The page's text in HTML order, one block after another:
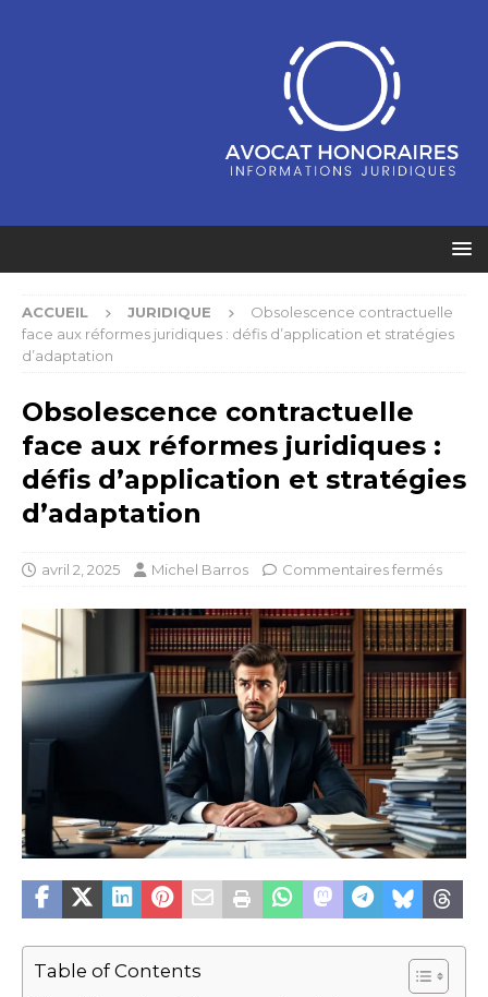
ACCUEIL JURIDIQUE
Obsolescence contractuelle
face aux réformes juridiques : défis d’application et stratégies
d’adaptation
Obsolescence contractuelle
face aux réformes juridiques :
défis d’application et stratégies
d’adaptation
avril 2, 2025 Michel Barros Commentaires fermés
Table of Contents